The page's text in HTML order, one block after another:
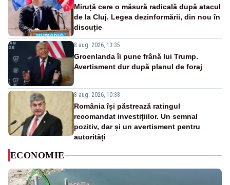
Miruță cere o măsură radicală după atacul
de la Cluj. Legea dezinformării, din nou în
discuție
8 aug. 2026, 13:35
Groenlanda îi pune frână lui Trump.
Avertisment dur după planul de foraj
8 aug. 2026, 10:38
România își păstrează ratingul
recomandat investițiilor. Un semnal
pozitiv, dar și un avertisment pentru
autorități
ECONOMIE